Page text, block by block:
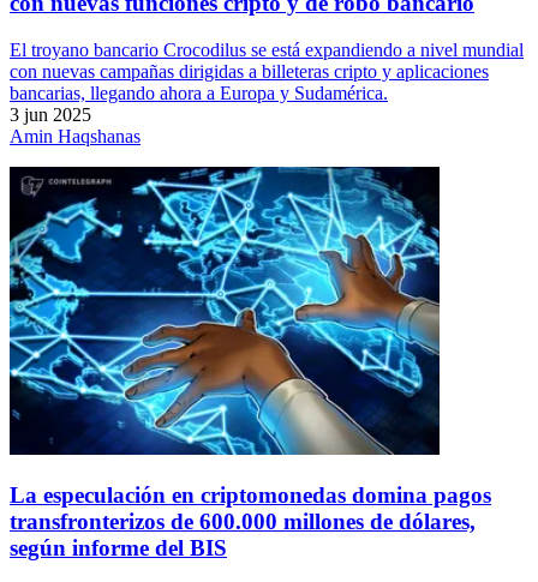
El troyano bancario Crocodilus se está expandiendo a nivel mundial
con nuevas campañas dirigidas a billeteras cripto y aplicaciones
bancarias, llegando ahora a Europa y Sudamérica.
3 jun 2025
Amin Haqshanas
La especulación en criptomonedas domina pagos
transfronterizos de 600.000 millones de dólares,
según informe del BIS